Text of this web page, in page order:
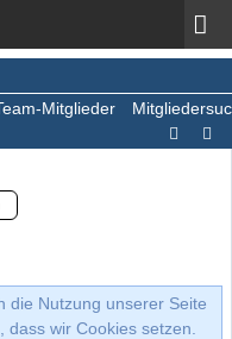
Mitglieder
die Nutzung unserer Seite
wir Cookies setzen.